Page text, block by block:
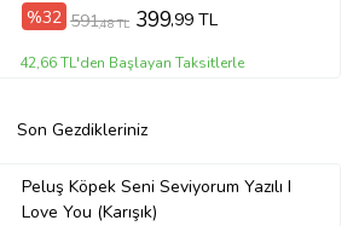
%32 591,48 TL 399,99 TL
42,66 TL'den Başlayan Taksitlerle
Son Gezdikleriniz
Peluş Köpek Seni Seviyorum Yazılı I
Love You (Karışık)